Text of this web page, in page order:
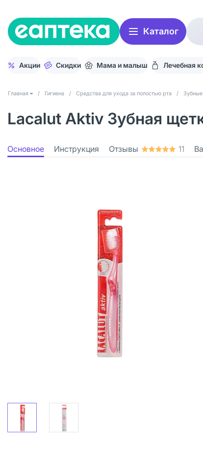
Каталог
Акции Скидки Мама и малыш Лечебная
Главная / Гигиена / Средства для ухода за полостью рта /
Lacalut Aktiv Зубная
Основное Инструкция Отзывы 11